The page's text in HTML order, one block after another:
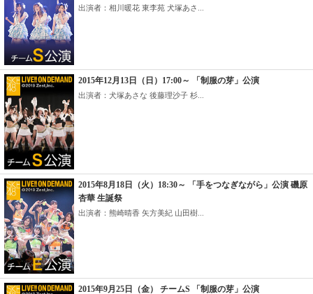
出演者：相川暖花 東李苑 犬塚あさ...
2015年12月13日（日）17:00～ 「制服の芽」公演
出演者：犬塚あさな 後藤理沙子 杉...
2015年8月18日（火）18:30～ 「手をつなぎながら」公演 磯原
杏華 生誕祭
出演者：熊崎晴香 矢方美紀 山田樹...
2015年9月25日（金） チームS 「制服の芽」公演